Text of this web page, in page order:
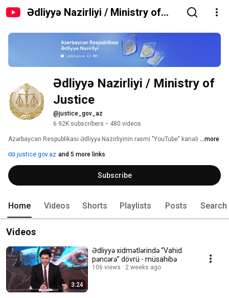
Ədliyyə Nazirliyi / Ministry of
Ədliyyə Nazirliyi / Ministry of
Justice
@justice_gov_az
6.92K subscribers • 480 videos
Azərbaycan Respublikası Ədliyyə Nazirliyinin rəsmi "YouTube" kanalı ...more
justice.gov.az and 5 more links
Subscribe
Home Videos Shorts Playlists Posts Search
Videos
3:24
Ədliyyə xidmətlərində “Vahid
pəncərə” dövrü - müsahibə
106 views 2 weeks ago